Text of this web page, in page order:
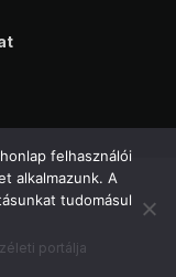
portálja
felhasználói
alkalmazunk. A
tudomásul